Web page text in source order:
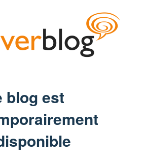
blog est